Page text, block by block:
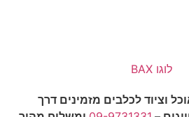
וציוד לכלבים מזמינים דרך